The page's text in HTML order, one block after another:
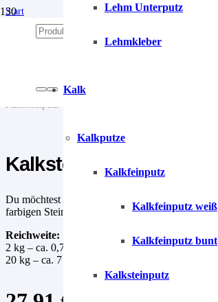
Lehm Unterputz
Lehmkleber
Kalk
Kalkputze
Kalkfeinputz
Kalkfeinputz weiß
Kalkfeinputz bunt
Kalksteinputz
Start
Kalksteinputz
Du möchtest eine Wand mit Steinoptik? Der
farbigen Steinelementen. Der Kalksteinputz ist
Reichweite:
2 kg – ca. 0,7 m²
20 kg – ca. 7 m²